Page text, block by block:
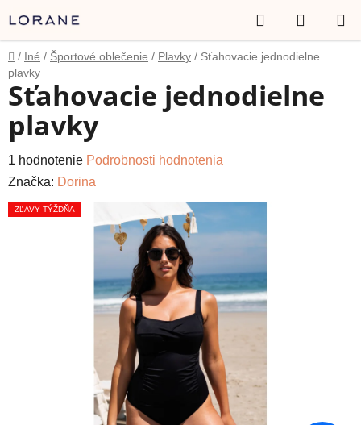
na
obsah
Hľadať
KOŠÍK
Domov
/ Iné / Športové oblečenie / Plavky / Sťahovacie jednodielne
plavky
Sťahovacie jednodielne
plavky
Priemerné
hodnotenie
produktu
1 hodnotenie Podrobnosti hodnotenia
Značka: Dorina
ZĽAVY TÝŽDŇA